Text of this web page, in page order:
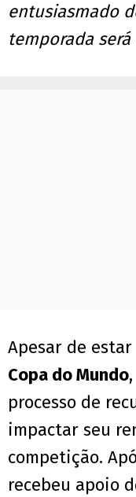
entusiasmado
temporada
Apesar de
Copa do Mundo
processo de
impactar seu
competição.
recebeu apoio